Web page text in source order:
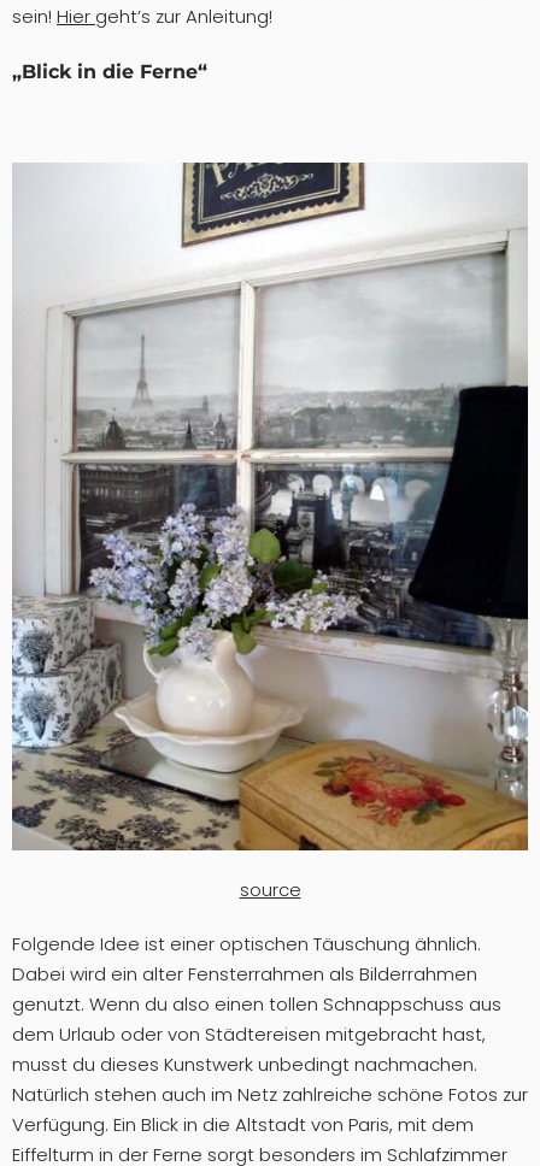
sein! Hier geht’s zur Anleitung!
„Blick in die Ferne“
source
Folgende Idee ist einer optischen Täuschung ähnlich.
Dabei wird ein alter Fensterrahmen als Bilderrahmen
genutzt. Wenn du also einen tollen Schnappschuss aus
dem Urlaub oder von Städtereisen mitgebracht hast,
musst du dieses Kunstwerk unbedingt nachmachen.
Natürlich stehen auch im Netz zahlreiche schöne Fotos zur
Verfügung. Ein Blick in die Altstadt von Paris, mit dem
Eiffelturm in der Ferne sorgt besonders im Schlafzimmer